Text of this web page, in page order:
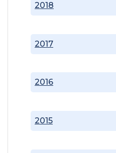
2015
2016
2017
2018